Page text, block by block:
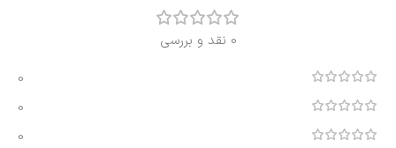
0 نقد و بررسی
0
0
0